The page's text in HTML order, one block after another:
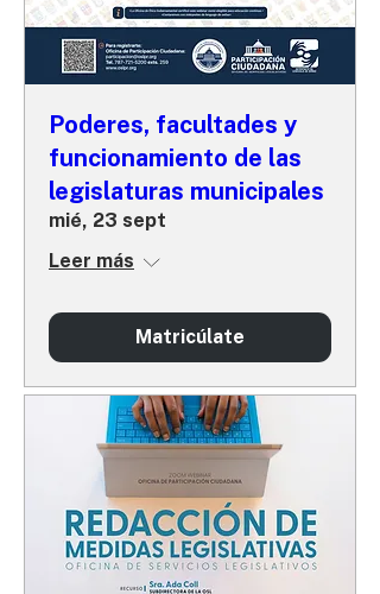
Poderes, facultades y
funcionamiento de las
legislaturas municipales
mié, 23 sept
Leer más
Matricúlate